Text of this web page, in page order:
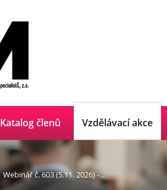
Katalog členů Vzdělávací akce
Webinář č. 603 (5.11. 2026) -...